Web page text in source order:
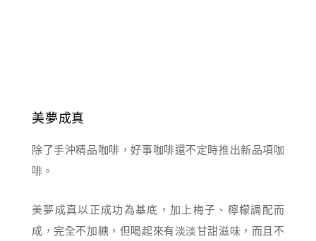
美夢成真
除了手沖精品咖啡，好事咖啡還不定時推出新品項咖
啡。
美夢成真以正成功為基底，加上梅子、檸檬調配而
成，完全不加糖，但喝起來有淡淡甘甜滋味，而且不